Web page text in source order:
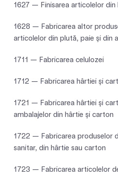
1627 — Finisarea articolelor din
1628 — Fabricarea altor
articolelor din plută, paie şi din
1711 — Fabricarea celulozei
1712 — Fabricarea hârtiei şi
1721 — Fabricarea hârtiei şi
ambalajelor din hârtie şi carton
1722 — Fabricarea produselor
sanitar, din hârtie sau carton
1723 — Fabricarea articolelor